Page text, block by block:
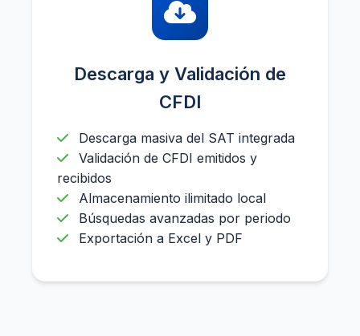
Descarga y Validación de
CFDI
Descarga masiva del SAT integrada
Validación de CFDI emitidos y
recibidos
Almacenamiento ilimitado local
Búsquedas avanzadas por periodo
Exportación a Excel y PDF